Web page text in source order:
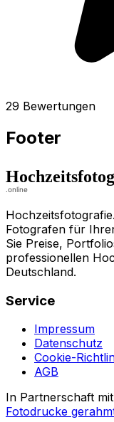
29 Bewertungen
Footer
Fotografen für
Sie Preise,
professionellen
Deutschland.
Service
Impressum
Datenschutz
Cookie-
AGB
In Partnerschaft mit
Fotodrucke